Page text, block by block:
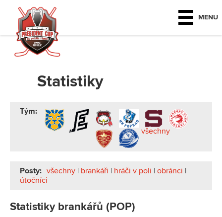
MENU
Statistiky
Tým:
všechny
Posty: všechny | brankáři | hráči v poli | obránci |
útočníci
Statistiky brankářů (POP)